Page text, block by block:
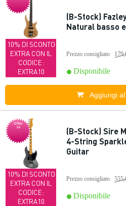
10% DI SCONTO
EXTRA CON IL
CODICE:
EXTRA10
(B-Stock)
Natural basso
Prezzo consigliato
Disponibile
Aggiungi
Offer
ta
10% DI SCONTO
EXTRA CON IL
CODICE:
EXTRA10
(B-Stock) Sire
4-String
Guitar
Prezzo consigliato
Disponibile